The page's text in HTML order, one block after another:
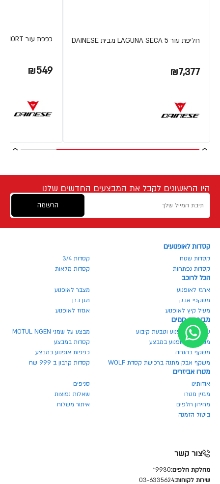
חליפת עור LAGUNA SECA 5 מבית DAINESE
₪7,377
כפפת עור CARBON 3 SHORT מבית DAINESE
₪549
היו הראשונים לקבל את המבצעים החדשים שלנו
הרשמה
קסדות לאופנועים
קסדות שטח
קסדות 3/4
קסדות נפתחות
קסדות מלאות
הכל לרוכב
ארגז לאופנוע
מצבר לאופנוע
משקפי אבק
מגן ברך
מעיל קיץ לאופנוע
אגזוז לאופנוע
מבצעים חמים
שרשרת לאופנוע וטבעת קיבוע
מבצע על שמני MOTUL NGEN
מנעולים לאופנוע במבצע
קסדות במבצע
משקף בהנחה
כפפות אופנוע במבצע
משקף אבק מתנה ברכישת קסדת WOLF
קסדות קרבון ב 999 שח
מטרו אביזרים
אודותינו
סניפים
מגזין מטרו
שאלות נפוצות
מחירון חלפים
איתור משלוח
ביטול הזמנה
צור קשר
מחלקת חלפים:9930*
שירות לקוחות:03-6335624